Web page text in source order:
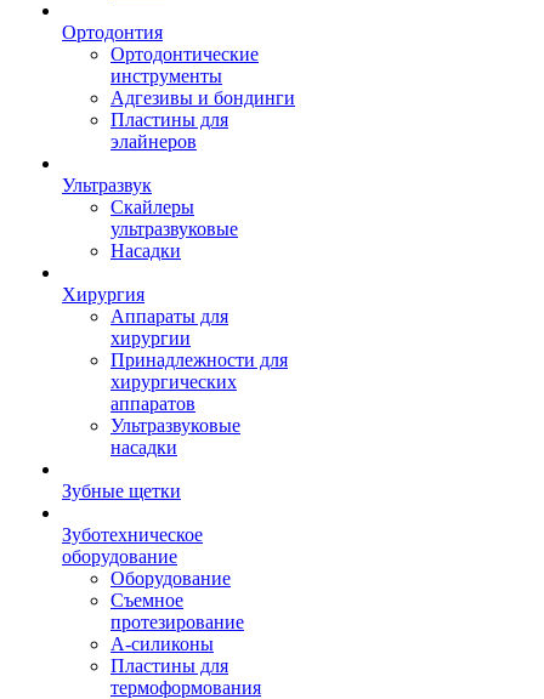
Ортодонтия
Ортодонтические
инструменты
Адгезивы и бондинги
Пластины для
элайнеров
Ультразвук
Скайлеры
ультразвуковые
Насадки
Хирургия
Аппараты для
хирургии
Принадлежности для
хирургических
аппаратов
Ультразвуковые
насадки
Зубные щетки
Зуботехническое
оборудование
Оборудование
Съемное
протезирование
А-силиконы
Пластины для
термоформования